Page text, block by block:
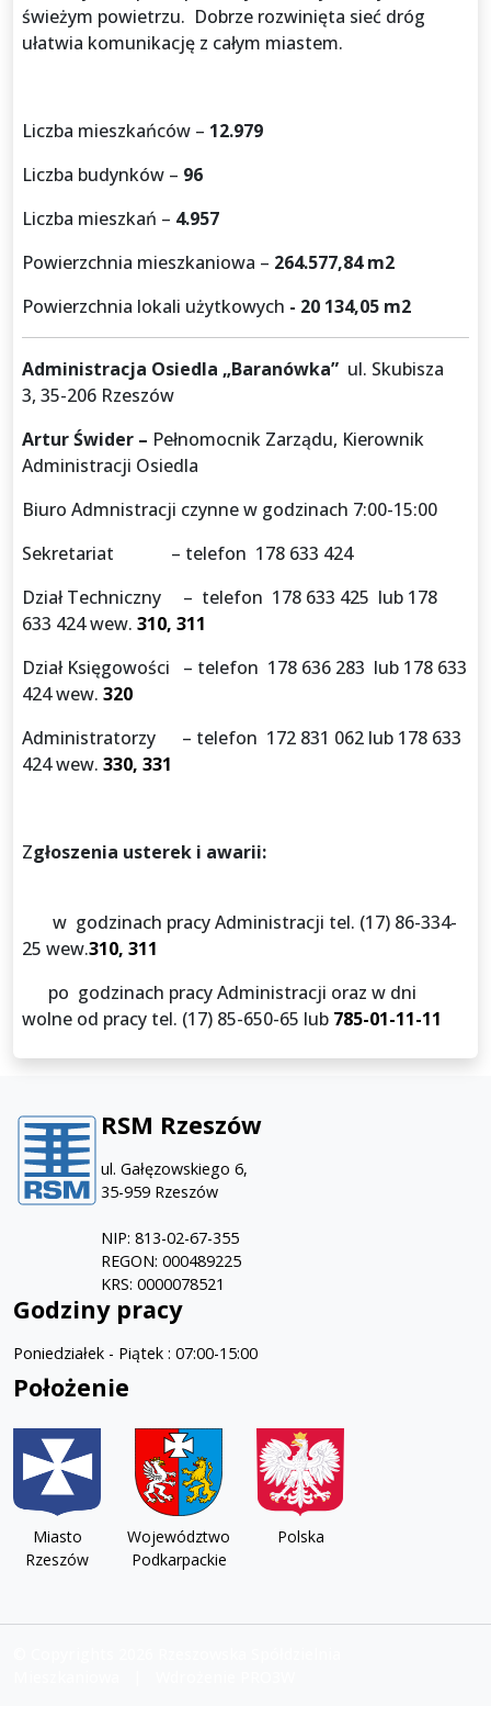
świeżym powietrzu. Dobrze rozwinięta sieć dróg
ułatwia komunikację z całym miastem.
Liczba mieszkańców – 12.979
Liczba budynków – 96
Liczba mieszkań – 4.957
Powierzchnia mieszkaniowa – 264.577,84 m2
Powierzchnia lokali użytkowych - 20 134,05 m2
Administracja Osiedla „Baranówka” ul. Skubisza
3, 35-206 Rzeszów
Artur Świder – Pełnomocnik Zarządu, Kierownik
Administracji Osiedla
Biuro Admnistracji czynne w godzinach 7:00-15:00
Sekretariat – telefon 178 633 424
Dział Techniczny – telefon 178 633 425 lub 178
633 424 wew. 310, 311
Dział Księgowości – telefon 178 636 283 lub 178 633
424 wew. 320
Administratorzy – telefon 172 831 062 lub 178 633
424 wew. 330, 331
Zgłoszenia usterek i awarii:
w godzinach pracy Administracji tel. (17) 86-334-
25 wew.310, 311
po godzinach pracy Administracji oraz w dni
wolne od pracy tel. (17) 85-650-65 lub 785-01-11-11
RSM Rzeszów
ul. Gałęzowskiego 6,
35-959 Rzeszów
NIP: 813-02-67-355
REGON: 000489225
KRS: 0000078521
Godziny pracy
Poniedziałek - Piątek : 07:00-15:00
Położenie
Miasto
Rzeszów
Województwo
Podkarpackie
Polska